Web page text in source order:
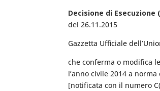
Decisione di Esecuzione
del 26.11.2015
Gazzetta Ufficiale
che conferma o modifica
l’anno civile 2014 a
[notificata con il numero